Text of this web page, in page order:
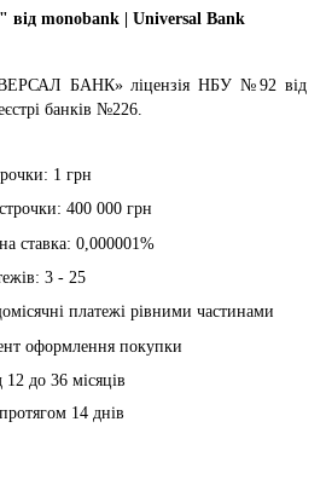
від monobank | Universal Bank
БАНК» ліцензія НБУ №92 від
банків №226.
1 грн
400 000 грн
ставка: 0,000001%
3 - 25
платежі рівними частинами
оформлення покупки
12 до 36 місяців
14 днів